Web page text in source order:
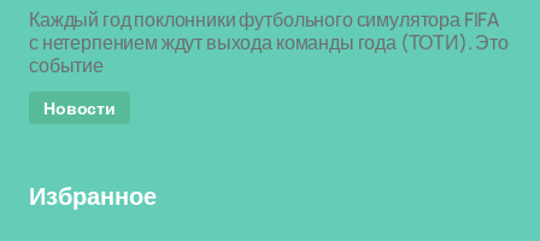
Каждый год поклонники футбольного симулятора FIFA
с нетерпением ждут выхода команды года (ТОТИ). Это
событие
Новости
Избранное